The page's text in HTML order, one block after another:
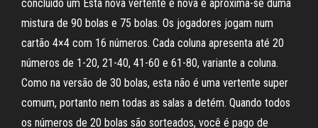
concluído um Esta nova vertente é nova e aproxima-se duma
mistura de 90 bolas e 75 bolas. Os jogadores jogam num
cartão 4×4 com 16 números. Cada coluna apresenta até 20
números de 1-20, 21-40, 41-60 e 61-80, variante a coluna.
Como na versão de 30 bolas, esta não é uma vertente super
comum, portanto nem todas as salas a detém. Quando todos
os números de 20 bolas são sorteados, você é pago de